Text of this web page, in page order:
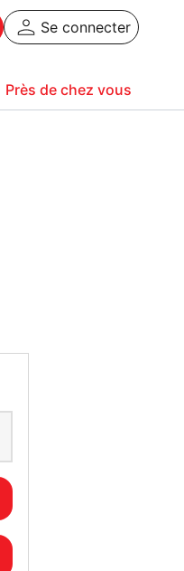
Se connecter
Près de chez vous